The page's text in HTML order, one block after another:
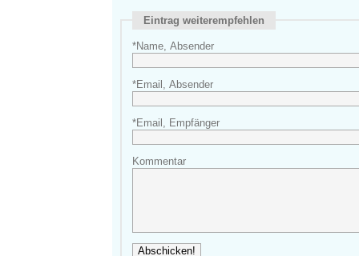
Eintrag weiterempfehlen
*Name, Absender
*Email, Absender
*Email, Empfänger
Kommentar